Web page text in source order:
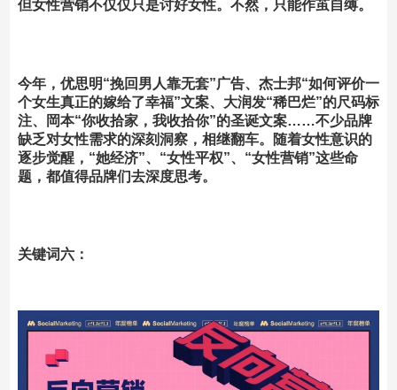
但女性营销不仅仅只是讨好女性。 不然，只能作茧自缚。
今年，优思明“挽回男人靠无套”广告、杰士邦“如何评价一
个女生真正的嫁给了幸福”文案、大润发“稀巴烂”的尺码标
注、岡本“你收拾家，我收拾你”的圣诞文案……不少品牌
缺乏对女性需求的深刻洞察，相继翻车。
随着女性意识的
逐步觉醒，“她经济”、“女性平权”、“女性营销”这些命
题，都值得品牌们去深度思考。
关键词六：